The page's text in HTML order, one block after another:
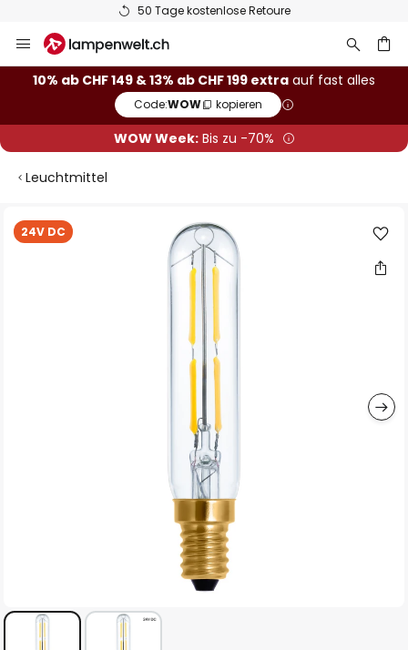
50 Tage kostenlose Retoure
Inhalt
springen
10% ab CHF 149 & 13% ab CHF 199 extra auf fast alles
Code:WOW kopieren
WOW Week:Bis zu -70%
Leuchtmittel
24V DC
Zum
Ende